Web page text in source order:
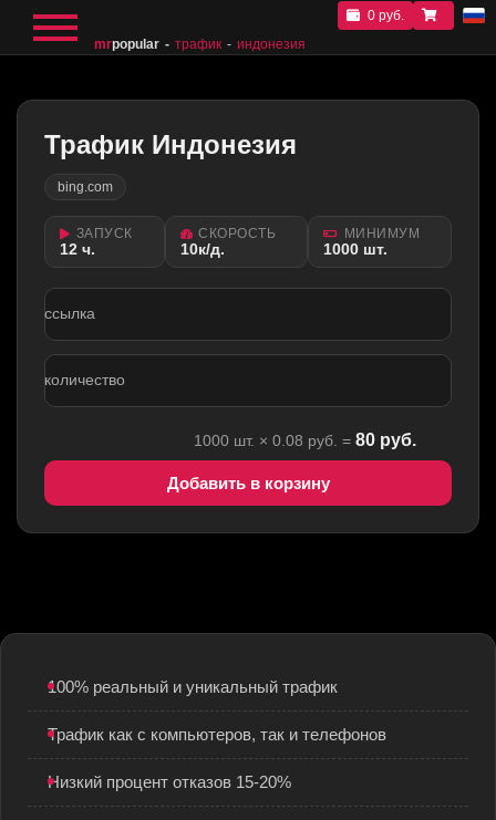
mrpopular трафик индонезия
0 руб.
Трафик Индонезия
bing.com
ЗАПУСК
12 ч.
СКОРОСТЬ
10к/д.
МИНИМУМ
1000 шт.
ссылка
количество
1000 шт. × 0.08 руб. = 80 руб.
Добавить в корзину
100% реальный и уникальный трафик
Трафик как с компьютеров, так и телефонов
Низкий процент отказов 15-20%